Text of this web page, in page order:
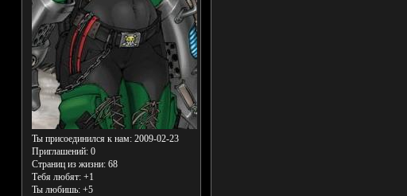
Ты присоединился к нам: 2009-02-23
Приглашений:0
Страниц из жизни:68
Тебя любят: +1
Ты любишь: +5